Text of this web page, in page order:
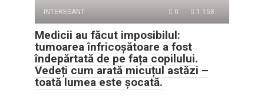
INTERESANT 0 1 158
Medicii au făcut imposibilul:
tumoarea înfricoșătoare a fost
îndepărtată de pe fața copilului.
Vedeți cum arată micuțul astăzi –
toată lumea este șocată.